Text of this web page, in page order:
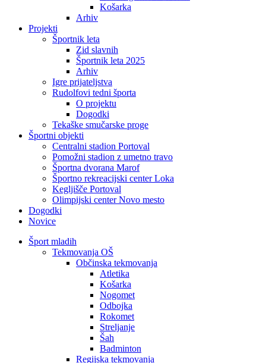
Košarka
Arhiv
Projekti
Športnik leta
Zid slavnih
Športnik leta 2025
Arhiv
Igre prijateljstva
Rudolfovi tedni športa
O projektu
Dogodki
Tekaške smučarske proge
Športni objekti
Centralni stadion Portoval
Pomožni stadion z umetno travo
Športna dvorana Marof
Športno rekreacijski center Loka
Kegljišče Portoval
Olimpijski center Novo mesto
Dogodki
Novice
Šport mladih
Tekmovanja OŠ
Občinska tekmovanja
Atletika
Košarka
Nogomet
Odbojka
Rokomet
Streljanje
Šah
Badminton
Regijska tekmovanja